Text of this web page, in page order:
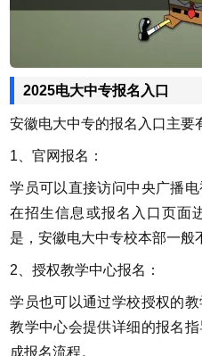
2025电大中专报名入口
安徽电大中专的报名入口主要
1、官网报名：
学员可以直接访问中央广播
在招生信息或报名入口页面
是，安徽电大中专校本部一般
2、授权教学中心报名：
学员也可以通过学校授权的
教学中心会提供详细的报名
成报名流程。